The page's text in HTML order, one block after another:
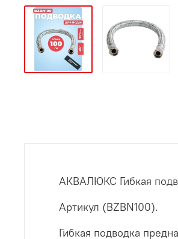
АКВАЛЮКС Гибкая
Артикул (BZBN100).
Гибкая подводка